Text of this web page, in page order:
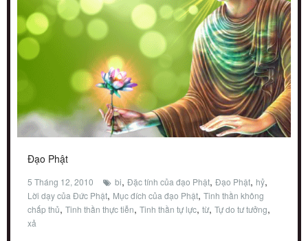
Đạo Phật
5 Tháng 12, 2010 bi, Đặc tính của đạo Phật, Đạo Phật, hỷ,
Lời dạy của Đức Phật, Mục đích của đạo Phật, Tinh thần không
chấp thủ, Tinh thần thực tiễn, Tinh thần tự lực, từ, Tự do tư tưởng,
xả